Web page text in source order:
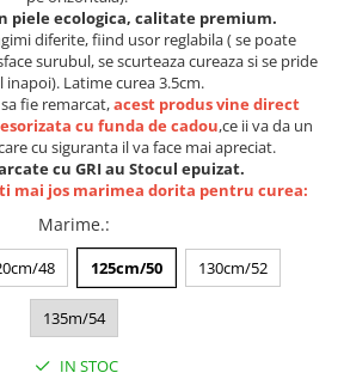
Collection
piele ecologica, calitate premium.
diferite, fiind usor reglabila ( se poate
surubul, se scurteaza cureaza si se pride
inapoi). Latime curea 3.5cm.
fie remarcat,acest produs vine direct
cu funda de cadou,ce ii va da un
cu siguranta il va face mai apreciat.
cu GRI au Stocul epuizat.
mai jos marimea dorita pentru curea:
Marime.:
48 125cm/50 130cm/52
135m/54
IN STOC